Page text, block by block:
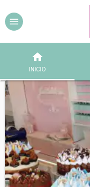
INICIO